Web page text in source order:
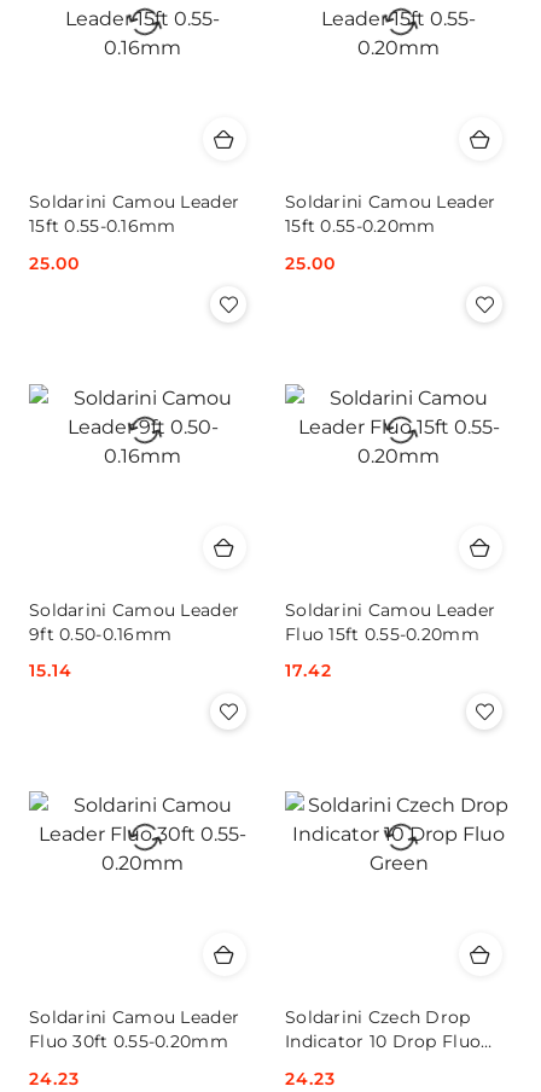
Soldarini Camou Leader
15ft 0.55-0.16mm
Cena:
25.00
Soldarini Camou Leader
15ft 0.55-0.20mm
Cena:
25.00
Soldarini Camou Leader
9ft 0.50-0.16mm
Cena:
15.14
Soldarini Camou Leader
Fluo 15ft 0.55-0.20mm
Cena:
17.42
Soldarini Camou Leader
Fluo 30ft 0.55-0.20mm
Cena:
24.23
Soldarini Czech Drop
Indicator 10 Drop Fluo
Cena:
24.23